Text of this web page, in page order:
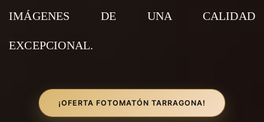
IMÁGENES DE UNA CALIDAD
EXCEPCIONAL.
¡OFERTA FOTOMATÓN TARRAGONA!